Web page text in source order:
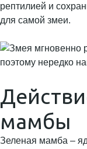
рептилией и
для самой змеи.
мамбы
Зеленая мамба –